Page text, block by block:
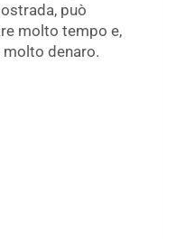
può
molto tempo e,
molto denaro.